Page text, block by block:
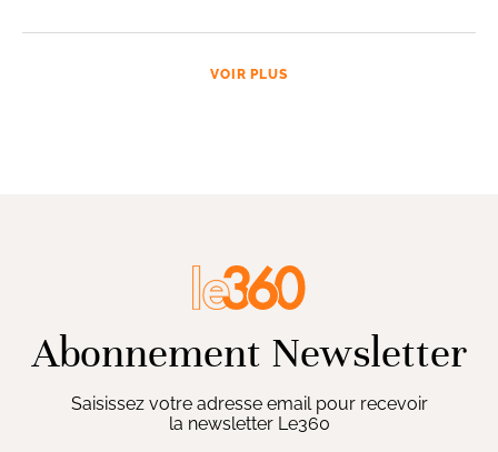
VOIR PLUS
Abonnement Newsletter
Saisissez votre adresse email pour recevoir
la newsletter Le360